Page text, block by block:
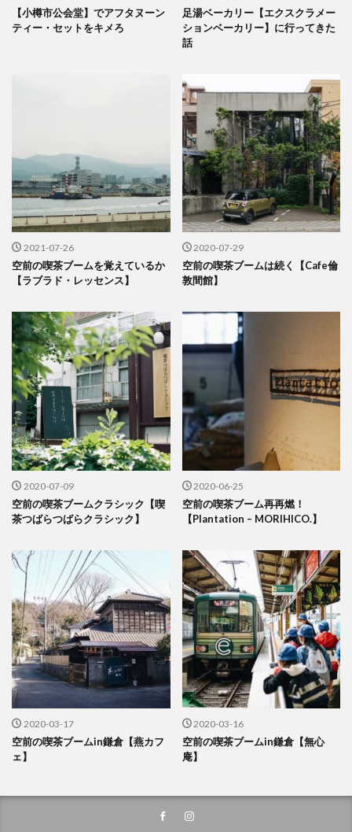
【小樽市公会堂】でアフタヌーン
ティー・セットをキメろ
足湯ベーカリー【エクスクラメー
ションベーカリー】に行ってきた
話
2021-07-26
空前の喫茶ブームを覚えているか
【ラブラド・レッセンス】
2020-07-29
空前の喫茶ブームは続く【Cafe倫
敦間館】
2020-07-09
空前の喫茶ブームクラシック【喫
茶つばらつばらクラシック】
2020-06-25
空前の喫茶ブーム再再燃！
【Plantation – MORIHICO.】
2020-03-17
空前の喫茶ブームin鎌倉【燕カフ
ェ】
2020-03-16
空前の喫茶ブームin鎌倉【無心
庵】